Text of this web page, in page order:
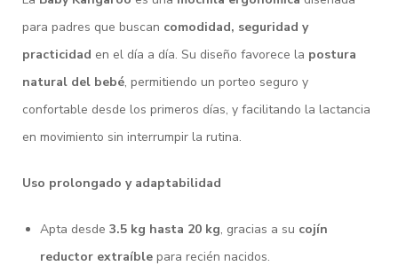
para padres que buscan comodidad, seguridad y
practicidad en el día a día. Su diseño favorece la postura
natural del bebé, permitiendo un porteo seguro y
confortable desde los primeros días, y facilitando la lactancia
en movimiento sin interrumpir la rutina.
Uso prolongado y adaptabilidad
Apta desde 3.5 kg hasta 20 kg, gracias a su cojín
reductor extraíble para recién nacidos.